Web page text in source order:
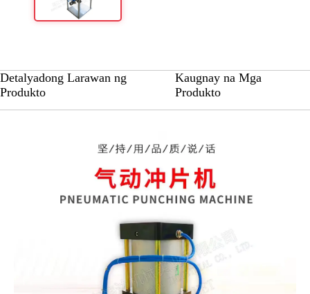
Detalyadong Larawan ng
Produkto
Kaugnay na Mga
Produkto